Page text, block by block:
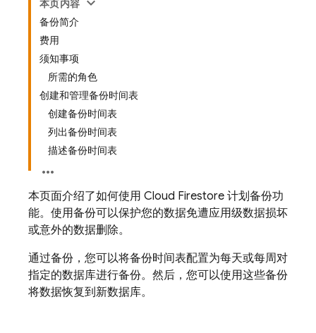
本页内容
备份简介
费用
须知事项
所需的角色
创建和管理备份时间表
创建备份时间表
列出备份时间表
描述备份时间表
本页面介绍了如何使用 Cloud Firestore 计划备份功
能。使用备份可以保护您的数据免遭应用级数据损坏
或意外的数据删除。
通过备份，您可以将备份时间表配置为每天或每周对
指定的数据库进行备份。然后，您可以使用这些备份
将数据恢复到新数据库。